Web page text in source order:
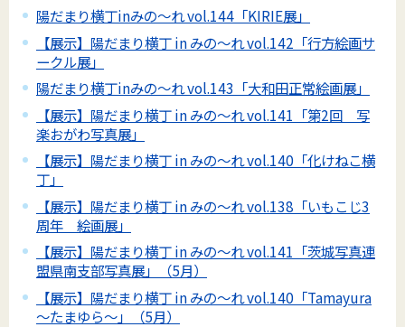
陽だまり横丁inみの～れ vol.144「KIRIE展」
【展示】陽だまり横丁 in みの～れ vol.142「行方絵画サ
ークル展」
陽だまり横丁inみの～れ vol.143「大和田正常絵画展」
【展示】陽だまり横丁 in みの～れ vol.141「第2回 写
楽おがわ写真展」
【展示】陽だまり横丁 in みの～れ vol.140「化けねこ横
丁」
【展示】陽だまり横丁 in みの～れ vol.138「いもこじ3
周年 絵画展」
【展示】陽だまり横丁 in みの～れ vol.141「茨城写真連
盟県南支部写真展」（5月）
【展示】陽だまり横丁 in みの～れ vol.140「Tamayura
～たまゆら～」（5月）